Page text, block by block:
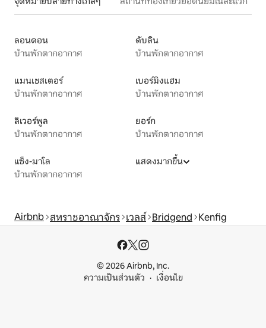
ลอนดอน
บ้านพักตากอากาศ
ดับลิน
บ้านพักตากอากาศ
แมนเชสเตอร์
บ้านพักตากอากาศ
เบอร์มิงแฮม
บ้านพักตากอากาศ
ลิเวอร์พูล
บ้านพักตากอากาศ
ยอร์ก
บ้านพักตากอากาศ
แซ็ง-มาโล
บ้านพักตากอากาศ
แสดงมากขึ้น
Airbnb สหราชอาณาจักร เวลส์ Bridgend Kenfig
© 2026 Airbnb, Inc.
ความเป็นส่วนตัว
เงื่อนไข